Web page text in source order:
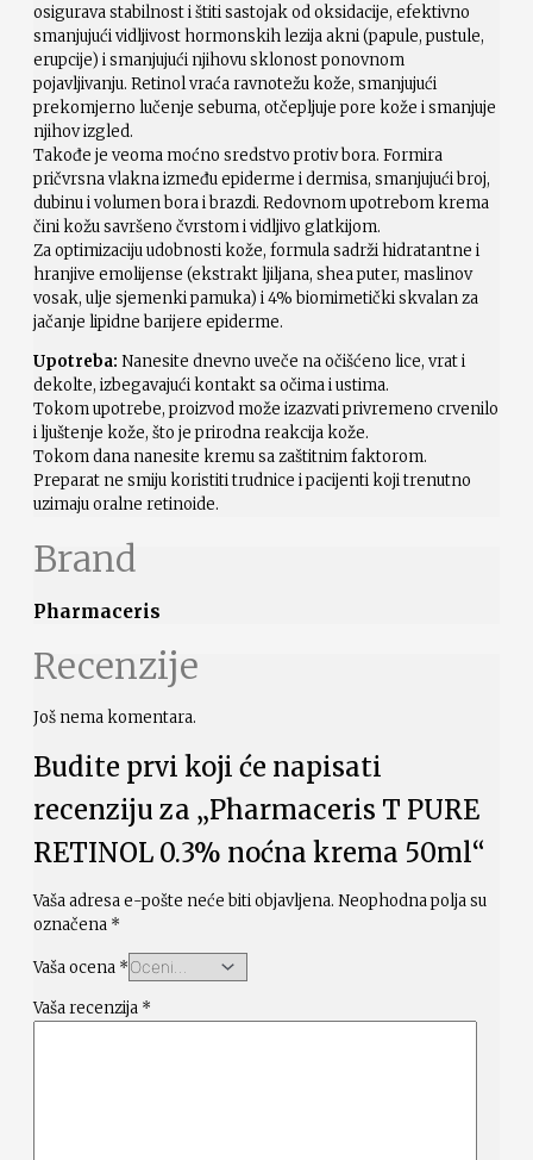
osigurava stabilnost i štiti sastojak od oksidacije, efektivno
smanjujući vidljivost hormonskih lezija akni (papule, pustule,
erupcije) i smanjujući njihovu sklonost ponovnom
pojavljivanju. Retinol vraća ravnotežu kože, smanjujući
prekomjerno lučenje sebuma, otčepljuje pore kože i smanjuje
njihov izgled.
Takođe je veoma moćno sredstvo protiv bora. Formira
pričvrsna vlakna između epiderme i dermisa, smanjujući broj,
dubinu i volumen bora i brazdi. Redovnom upotrebom krema
čini kožu savršeno čvrstom i vidljivo glatkijom.
Za optimizaciju udobnosti kože, formula sadrži hidratantne i
hranjive emolijense (ekstrakt ljiljana, shea puter, maslinov
vosak, ulje sjemenki pamuka) i 4% biomimetički skvalan za
jačanje lipidne barijere epiderme.
Upotreba: Nanesite dnevno uveče na očišćeno lice, vrat i
dekolte, izbegavajući kontakt sa očima i ustima.
Tokom upotrebe, proizvod može izazvati privremeno crvenilo
i ljuštenje kože, što je prirodna reakcija kože.
Tokom dana nanesite kremu sa zaštitnim faktorom.
Preparat ne smiju koristiti trudnice i pacijenti koji trenutno
uzimaju oralne retinoide.
Brand
Pharmaceris
Recenzije
Još nema komentara.
Budite prvi koji će napisati
recenziju za „Pharmaceris T PURE
RETINOL 0.3% noćna krema 50ml“
Vaša adresa e-pošte neće biti objavljena. Neophodna polja su
označena *
Vaša ocena *
Vaša recenzija *